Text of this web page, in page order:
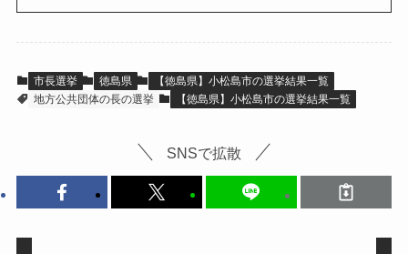
市長選挙 徳島県
【徳島県】小松島市の選挙結果一覧
地方公共団体の長の選挙
【徳島県】小松島市の選挙結果一覧
SNSで拡散